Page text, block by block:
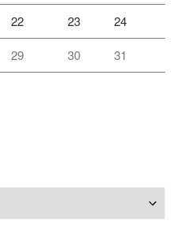
22 23 24
29 30
31